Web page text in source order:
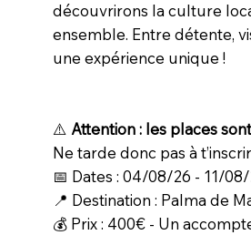
découvrirons la culture
ensemble. Entre détente,
une expérience unique !
⚠️Attention : les places
Ne tarde donc pas à
📅 Dates : 04/08/26 - 11/
📍 Destination : Palma de
💰 Prix : 400€ - Un